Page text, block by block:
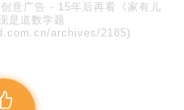
创意广告 - 15年后再看《家有儿
是道数学题
archives/2185)